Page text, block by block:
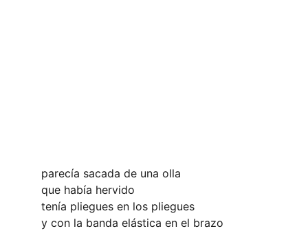
parecía sacada de una olla
que había hervido
tenía pliegues en los pliegues
y con la banda elástica en el brazo